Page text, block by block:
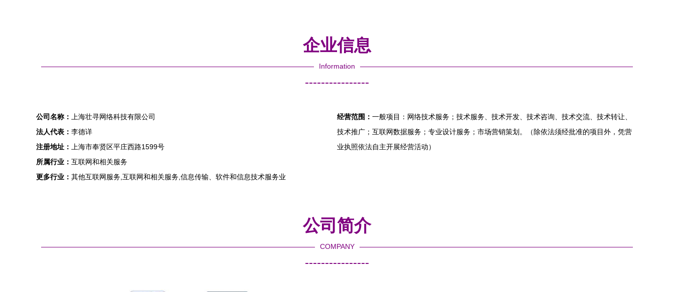
企业信息
Information
----------------
公司名称：
上海壮寻网络科技有限公司
法人代表： 李德详
注册地址：
上海市奉贤区平庄西路1599号
所属行业： 互联网和相关服务
更多行业： 其他互联网服务,互联网和相关服务,信息传输、软件和信息技术服务业
经营范围： 一般项目：网络技术服务；技术服务、技术开发、技术咨询、技术交流、技术转让、
技术推广；互联网数据服务；专业设计服务；市场营销策划。（除依法须经批准的项目外，凭营
业执照依法自主开展经营活动）
公司简介
COMPANY
----------------